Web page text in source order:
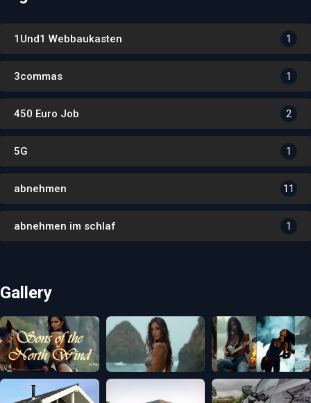
1Und1 Webbaukasten 1
3commas 1
450 Euro Job 2
5G 1
abnehmen 11
abnehmen im schlaf 1
Gallery